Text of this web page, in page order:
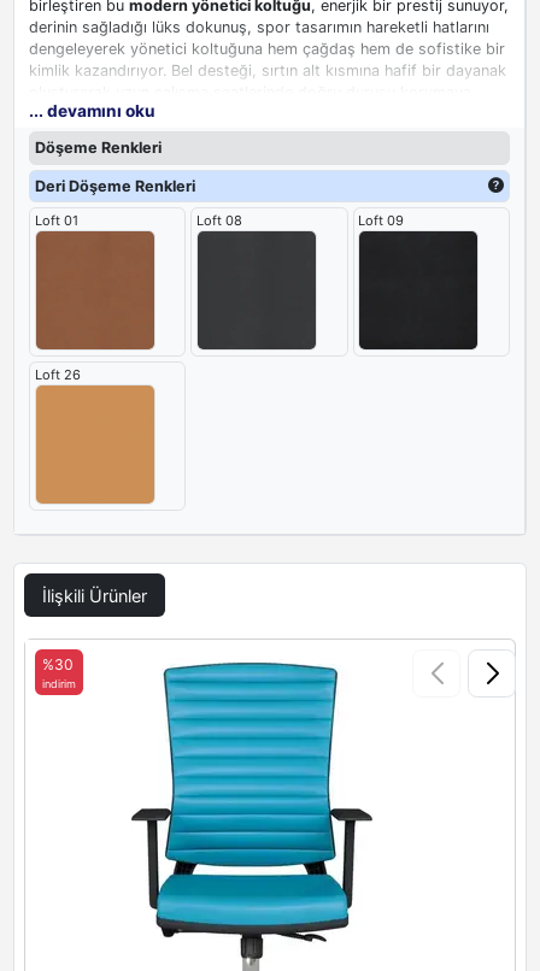
birleştiren bu modern yönetici koltuğu, enerjik bir prestij sunuyor,
derinin sağladığı lüks dokunuş, spor tasarımın hareketli hatlarını
dengeleyerek yönetici koltuğuna hem çağdaş hem de sofistike bir
kimlik kazandırıyor. Bel desteği, sırtın alt kısmına hafif bir dayanak
yardımcı olurken aynı zamanda yorgunluğu en aza indiriyor, bu da
yöneticilerin gün boyu enerjik ve odaklı kalmasını destekliyor.
Yönetici odalarında hem spor hem de lüks anlayışını bir arada
yaşamak isteyenler için güçlü bir seçenek olarak öne çıkıyor.
... devamını oku
Döşeme Renkleri
Deri Döşeme Renkleri
Loft 01 Loft 08 Loft 09
Loft 26
İlişkili Ürünler
%30
indirim